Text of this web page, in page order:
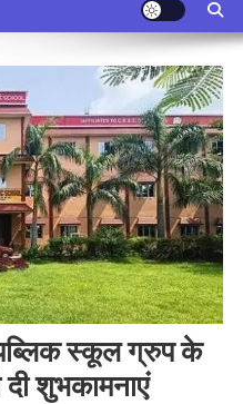
पब्लिक स्कूल ग्रुप के
शुभकामनाएं